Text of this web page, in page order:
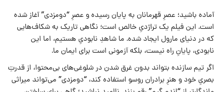
آماده باشید؛ عصرِ قهرمانان به پایان رسیده و عصرِ “دومزدی” آغاز شده
است. این فیلم یک تراژدیِ خالص است؛ نگاهی تاریک به شکاف‌هایی
که در دنیای مارول ایجاد شده. ما شاهدِ نابودیِ هستیم، اما این
نابودی، پایانِ راه نیست، بلکه آزمونی است برای ایمان ما.
اگر تیم سازنده بتواند بدون غرق شدن در شلوغی‌های بی‌محتوا، از قدرتِ
بصریِ خود و هنرِ برادران روسو استفاده کند، “دومزدی” می‌تواند میراثی